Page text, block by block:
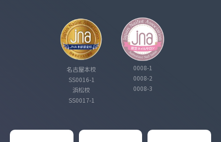
名古屋本校
SS0016-1
浜松校
SS0017-1
0008-1
0008-2
0008-3